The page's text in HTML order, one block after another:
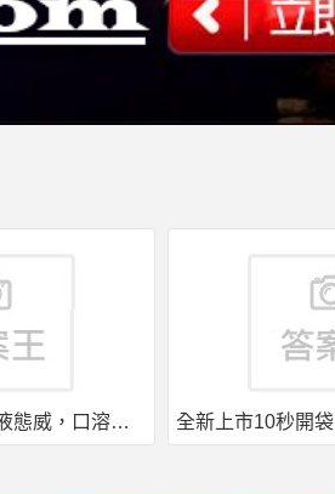
果凍威而鋼50入，液態威，口溶速效